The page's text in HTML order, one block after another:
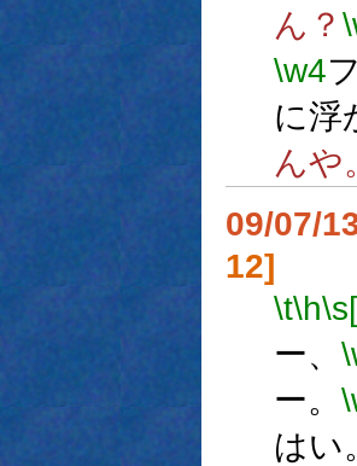
ん？
\w4
に浮
んや
09/07/
12]
\t\h
ー、
ー。
はい